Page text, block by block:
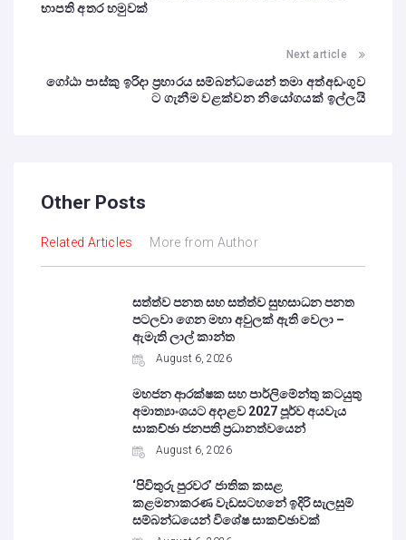
භාපති අතර හමුවක්
Next article
ගෝඨා පාස්කු ඉරිදා ප්‍රහාරය සම්බන්ධයෙන් තමා අත්අඩංගුව
ට ගැනීම වළක්වන නියෝගයක් ඉල්ලයි
Other Posts
Related Articles More from Author
සත්ත්ව පනත සහ සත්ත්ව සුභසාධන පනත
පටලවා ගෙන මහා අවුලක් ඇති වෙලා –
ඇමැති ලාල් කාන්ත
August 6, 2026
මහජන ආරක්ෂක සහ පාර්ලිමේන්තු කටයුතු
අමාත්‍යාංශයට අදාළව 2027 පූර්ව අයවැය
සාකච්ඡා ජනපති ප්‍රධානත්වයෙන්
August 6, 2026
‘පිවිතුරු පුරවර’ ජාතික කසළ
කළමනාකරණ වැඩසටහනේ ඉදිරි සැලසුම්
සම්බන්ධයෙන් විශේෂ සාකච්ඡාවක්